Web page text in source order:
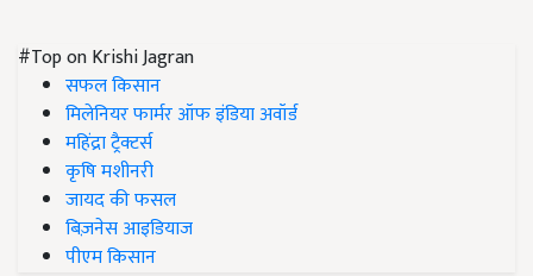
#Top on Krishi Jagran
सफल किसान
मिलेनियर फार्मर ऑफ इंडिया अवॉर्ड
महिंद्रा ट्रैक्टर्स
कृषि मशीनरी
जायद की फसल
बिज़नेस आइडियाज
पीएम किसान